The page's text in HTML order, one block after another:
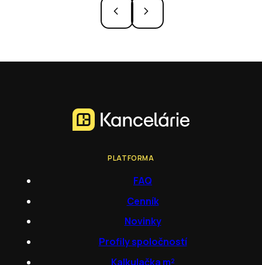
PLATFORMA
FAQ
Cenník
Novinky
Profily spoločností
Kalkulačka m²